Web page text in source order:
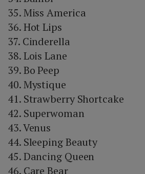
35. Miss America
36. Hot Lips
37. Cinderella
38. Lois Lane
39. Bo Peep
40. Mystique
41. Strawberry Shortcake
42. Superwoman
43. Venus
44. Sleeping Beauty
45. Dancing Queen
46. Care Bear